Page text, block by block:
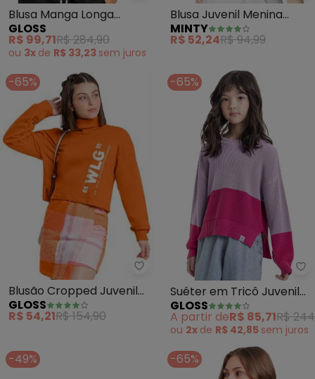
Blusa Manga Longa
Juvenil em Tricô (Preto)
GLOSS
R$ 99,71R$ 284,90
ou 3x de R$ 33,23 sem juros
Blusa Juvenil Menina
(Branco)
MINTY
R$ 52,24R$ 94,99
-65%
Gloss - Blusão Cropped
Blusão Cropped Juvenil
em Moletom (Laranja)
GLOSS
R$ 54,21R$ 154,90
-65%
Suéter em Tricô Juvenil
(Roxo)
GLOSS
A partir deR$ 85,71R$
ou 2x de R$ 42,85 sem juros
-49% -65%